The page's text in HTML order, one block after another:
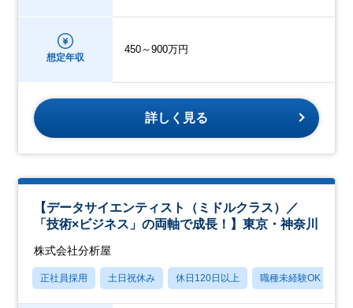
想定年収
450～900万円
詳しく見る
【データサイエンティスト（ミドルクラス）／
「技術×ビジネス」の両軸で成長！】東京・神奈川
株式会社分析屋
正社員採用 土日祝休み 休日120日以上 職種未経験OK